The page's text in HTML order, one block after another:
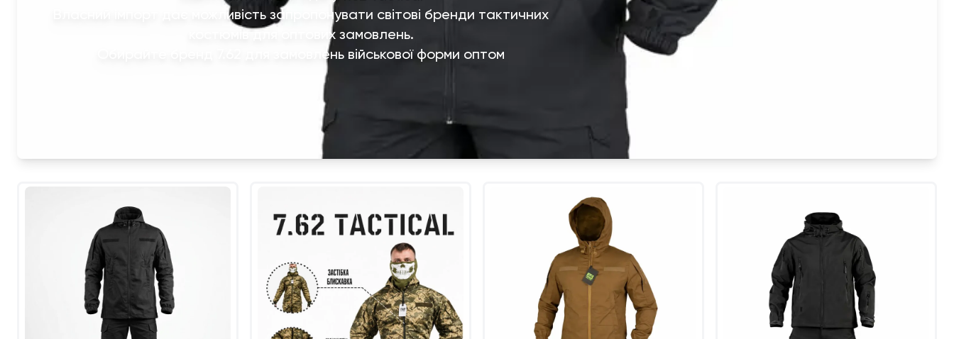
Власний імпорт дає можливість запропонувати світові бренди тактичних
костюмів для оптових замовлень.
Обирайте бренд 7.62 для замовлень військової форми оптом